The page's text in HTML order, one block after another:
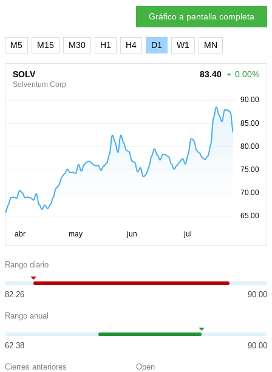
Gráfico a pantalla completa
M5 M15 M30 H1 H4 D1 W1 MN
SOLV
Solventum Corp
83.40 0.00%
Rango diario
82.26 90.00
Rango anual
62.38 90.00
Cierres anteriores Open